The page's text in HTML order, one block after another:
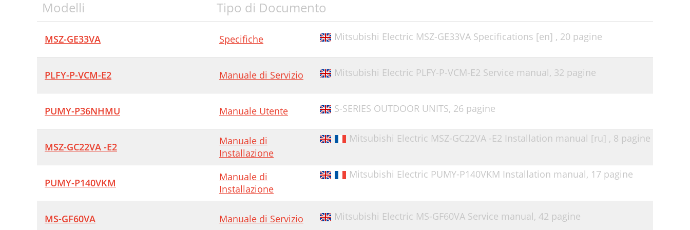
Modelli Tipo di Documento
MSZ-GE33VA Specifiche Mitsubishi Electric MSZ-GE33VA Specifications [en] , 20 pagine
PLFY-P-VCM-E2 Manuale di Servizio Mitsubishi Electric PLFY-P-VCM-E2 Service manual, 32 pagine
PUMY-P36NHMU Manuale Utente S-SERIES OUTDOOR UNITS, 26 pagine
MSZ-GC22VA -E2
Manuale di
Installazione
Mitsubishi Electric MSZ-GC22VA -E2 Installation manual [ru] , 8 pagine
PUMY-P140VKM
Manuale di
Installazione
Mitsubishi Electric PUMY-P140VKM Installation manual, 17 pagine
MS-GF60VA Manuale di Servizio Mitsubishi Electric MS-GF60VA Service manual, 42 pagine